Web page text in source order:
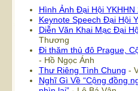
Hình Ảnh Đại Hội YKHHN
Keynote Speech Đại Hội
Diễn Văn Khai Mạc Đại
Thương
Đi thăm thủ đô Prague,
- Hồ Ngọc Ánh
Thư Riêng Tình Chung -
Nghĩ Gì Về “Cộng đồng